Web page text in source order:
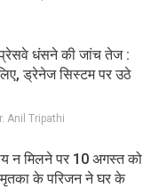
धंसने की जांच तेज :
ड्रेनेज सिस्टम पर उठे
Anil Tripathi
न मिलने पर 10 अगस्त को
मृतका के परिजन ने घर के